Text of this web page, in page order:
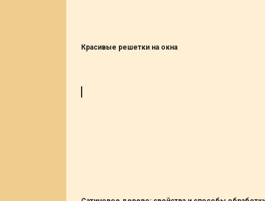
Красивые решетки на окна